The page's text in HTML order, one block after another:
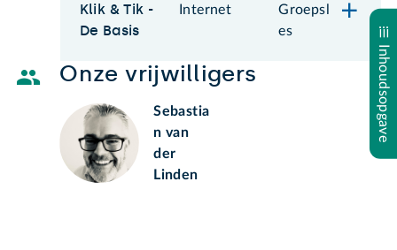
Inhoudsopgave
Klik & Tik -
De Basis
Internet
Groepsl
es
Onze vrijwilligers
Sebastia
n van
der
Linden